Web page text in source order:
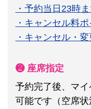
・予約当日23時
・キャンセル料
・キャンセル・
❷ 座席指定
予約完了後、マ
可能です（空席状